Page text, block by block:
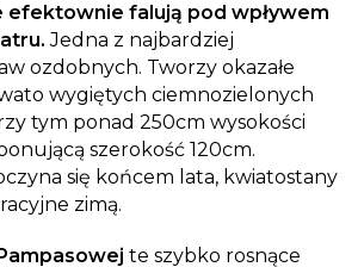
efektownie falują pod wpływem
Jedna z najbardziej
ozdobnych. Tworzy okazałe
wygiętych ciemnozielonych
tym ponad 250cm wysokości
szerokość 120cm.
się końcem lata, kwiatostany
zimą.
te szybko rosnące